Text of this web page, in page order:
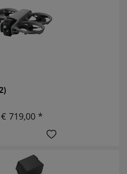
€ 719,00 *